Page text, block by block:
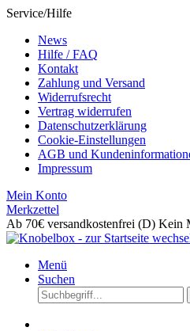
Service/Hilfe
News
Hilfe / FAQ
Kontakt
Zahlung und Versand
Widerrufsrecht
Vertrag widerrufen
Datenschutzerklärung
Cookie-Einstellungen
AGB und
Impressum
Mein Konto
Merkzettel
Ab 70€ versandkostenfrei (D) Kein
Menü
Suchen